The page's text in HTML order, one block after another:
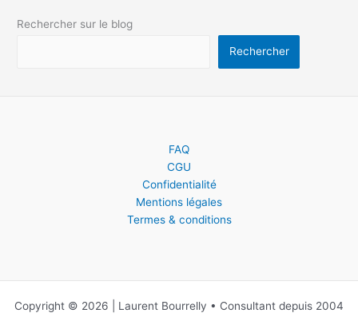
Rechercher sur le blog
Rechercher
FAQ
CGU
Confidentialité
Mentions légales
Termes & conditions
Copyright © 2026 | Laurent Bourrelly • Consultant depuis 2004